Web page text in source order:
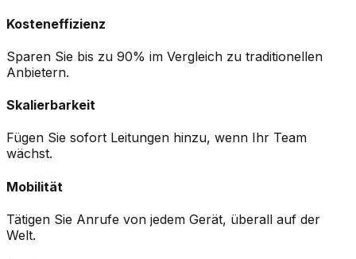
Kosteneffizienz
Sparen Sie bis zu 90% im Vergleich zu traditionellen
Anbietern.
Skalierbarkeit
Fügen Sie sofort Leitungen hinzu, wenn Ihr Team
wächst.
Mobilität
Tätigen Sie Anrufe von jedem Gerät, überall auf der
Welt.